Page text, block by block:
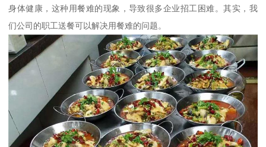
身体健康，这种用餐难的现象，导致很多企业招工困难。其实，我
们公司的职工送餐可以解决用餐难的问题。